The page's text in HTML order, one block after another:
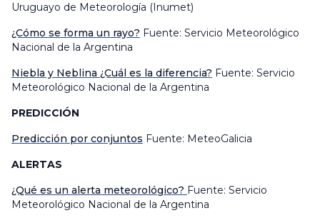
Uruguayo de Meteorología (Inumet)
¿Cómo se forma un rayo? Fuente: Servicio Meteorológico
Nacional de la Argentina
Niebla y Neblina ¿Cuál es la diferencia? Fuente: Servicio
Meteorológico Nacional de la Argentina
PREDICCIÓN
Predicción por conjuntos Fuente: MeteoGalicia
ALERTAS
¿Qué es un alerta meteorológico? Fuente: Servicio
Meteorológico Nacional de la Argentina